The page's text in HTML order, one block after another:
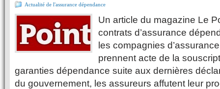
Actualité de l'assurance dépendance
Un article du magazine Le
contrats d’assurance
les compagnies
prennent acte de la
garanties dépendance suite aux dernières
du gouvernement, les assureurs affutent leur